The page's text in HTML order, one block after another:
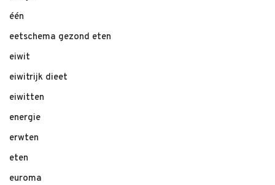
één
eetschema gezond eten
eiwit
eiwitrijk dieet
eiwitten
energie
erwten
eten
euroma